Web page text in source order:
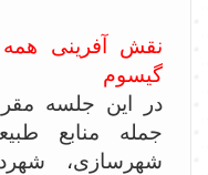
نقش آفرینی
گیسوم
در این جلسه
جمله منابع
شهرسازی،